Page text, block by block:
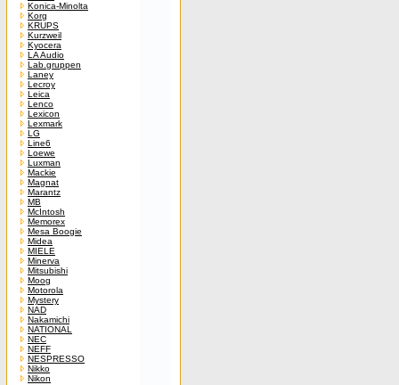
Konica-Minolta
Korg
KRUPS
Kurzweil
Kyocera
LA Audio
Lab.gruppen
Laney
Lecroy
Leica
Lenco
Lexicon
Lexmark
LG
Line6
Loewe
Luxman
Mackie
Magnat
Marantz
MB
McIntosh
Memorex
Mesa Boogie
Midea
MIELE
Minerva
Mitsubishi
Moog
Motorola
Mystery
NAD
Nakamichi
NATIONAL
NEC
NEFF
NESPRESSO
Nikko
Nikon